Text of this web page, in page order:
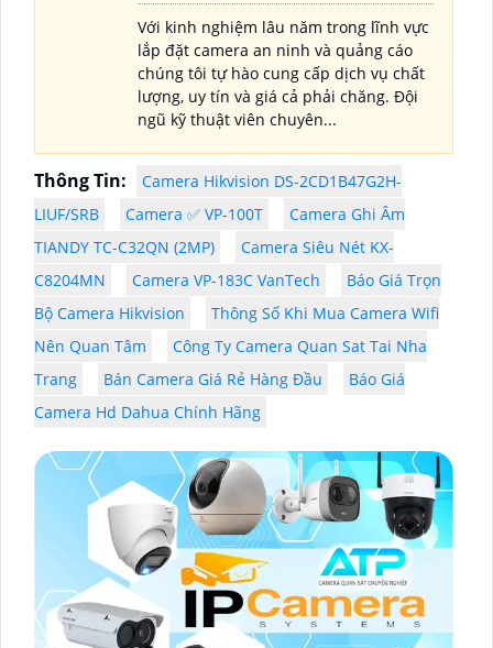
Với kinh nghiệm lâu năm trong lĩnh vực
lắp đặt camera an ninh và quảng cáo
chúng tôi tự hào cung cấp dịch vụ chất
lượng, uy tín và giá cả phải chăng. Đội
ngũ kỹ thuật viên chuyên...
Thông Tin:
Camera Hikvision DS-2CD1B47G2H-
LIUF/SRB
Camera ✅ VP-100T
Camera Ghi Âm
TIANDY TC-C32QN (2MP)
Camera Siêu Nét KX-
C8204MN
Camera VP-183C VanTech
Báo Giá Trọn
Bộ Camera Hikvision
Thông Số Khi Mua Camera Wifi
Nên Quan Tâm
Công Ty Camera Quan Sat Tai Nha
Trang
Bán Camera Giá Rẻ Hàng Đầu
Báo Giá
Camera Hd Dahua Chính Hãng